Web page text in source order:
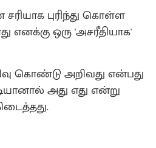
புரிந்து கொள்ள
எனக்கு ஒரு 'அசரீதியாக'
கொண்டு அறிவது என்பது
அது எது என்று